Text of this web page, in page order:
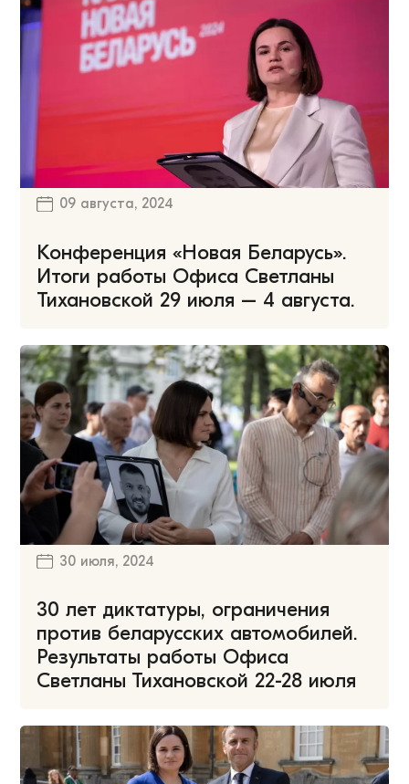
09 августа, 2024
Конференция «Новая Беларусь».
Итоги работы Офиса Светланы
Тихановской 29 июля – 4 августа.
30 июля, 2024
30 лет диктатуры, ограничения
против беларусских автомобилей.
Результаты работы Офиса
Светланы Тихановской 22-28 июля